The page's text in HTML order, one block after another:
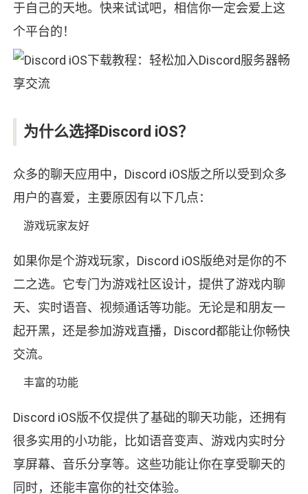
于自己的天地。快来试试吧，相信你一定会爱上这
个平台的！
为什么选择Discord iOS？
众多的聊天应用中，Discord iOS版之所以受到众多
用户的喜爱，主要原因有以下几点：
游戏玩家友好
如果你是个游戏玩家，Discord iOS版绝对是你的不
二之选。它专门为游戏社区设计，提供了游戏内聊
天、实时语音、视频通话等功能。无论是和朋友一
起开黑，还是参加游戏直播，Discord都能让你畅快
交流。
丰富的功能
Discord iOS版不仅提供了基础的聊天功能，还拥有
很多实用的小功能，比如语音变声、游戏内实时分
享屏幕、音乐分享等。这些功能让你在享受聊天的
同时，还能丰富你的社交体验。